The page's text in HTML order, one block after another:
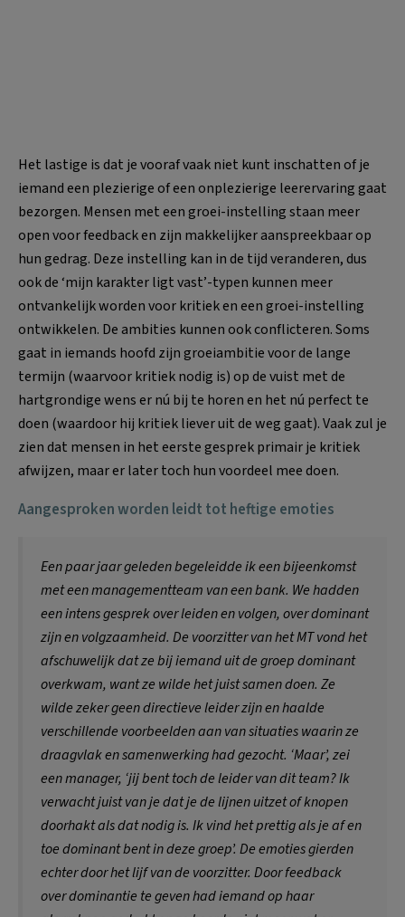
Het lastige is dat je vooraf vaak niet kunt inschatten of je
iemand een plezierige of een onplezierige leerervaring gaat
bezorgen. Mensen met een groei-instelling staan meer
open voor feedback en zijn makkelijker aanspreekbaar op
hun gedrag. Deze instelling kan in de tijd veranderen, dus
ook de ‘mijn karakter ligt vast’-typen kunnen meer
ontvankelijk worden voor kritiek en een groei-instelling
ontwikkelen. De ambities kunnen ook conflicteren. Soms
gaat in iemands hoofd zijn groeiambitie voor de lange
termijn (waarvoor kritiek nodig is) op de vuist met de
hartgrondige wens er nú bij te horen en het nú perfect te
doen (waardoor hij kritiek liever uit de weg gaat). Vaak zul je
zien dat mensen in het eerste gesprek primair je kritiek
afwijzen, maar er later toch hun voordeel mee doen.
Aangesproken worden leidt tot heftige emoties
Een paar jaar geleden begeleidde ik een bijeenkomst
met een managementteam van een bank. We hadden
een intens gesprek over leiden en volgen, over dominant
zijn en volgzaamheid. De voorzitter van het MT vond het
afschuwelijk dat ze bij iemand uit de groep dominant
overkwam, want ze wilde het juist samen doen. Ze
wilde zeker geen directieve leider zijn en haalde
verschillende voorbeelden aan van situaties waarin ze
draagvlak en samenwerking had gezocht. ‘Maar’, zei
een manager, ‘jij bent toch de leider van dit team? Ik
verwacht juist van je dat je de lijnen uitzet of knopen
doorhakt als dat nodig is. Ik vind het prettig als je af en
toe dominant bent in deze groep’. De emoties gierden
echter door het lijf van de voorzitter. Door feedback
over dominantie te geven had iemand op haar